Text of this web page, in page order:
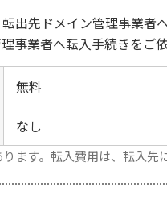
出先ドメイン管理事業者
事業者へ転入手続きをご
無料
なし
ます。転入費用は、転入先